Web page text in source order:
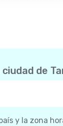
de
y la zona